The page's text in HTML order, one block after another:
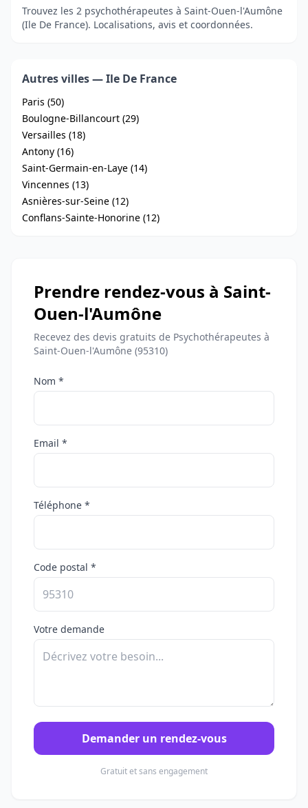
Trouvez les 2 psychothérapeutes à Saint-Ouen-l'Aumône
(Ile De France). Localisations, avis et coordonnées.
Autres villes — Ile De France
Paris (50)
Boulogne-Billancourt (29)
Versailles (18)
Antony (16)
Saint-Germain-en-Laye (14)
Vincennes (13)
Asnières-sur-Seine (12)
Conflans-Sainte-Honorine (12)
Prendre rendez-vous à Saint-
Ouen-l'Aumône
Recevez des devis gratuits de Psychothérapeutes à
Saint-Ouen-l'Aumône (95310)
Nom *
Email *
Téléphone *
Code postal *
Votre demande
Demander un rendez-vous
Gratuit et sans engagement